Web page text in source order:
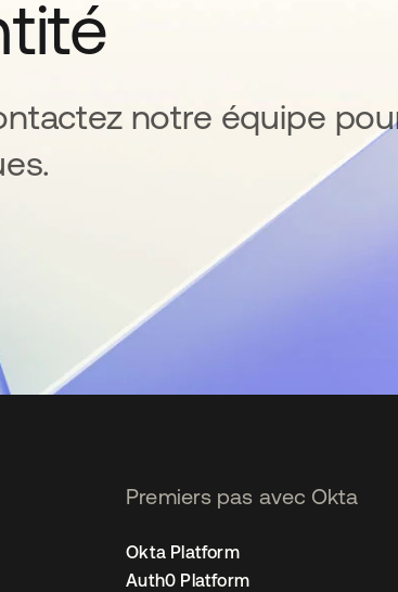
notre équipe
Premiers pas avec Okta
Okta Platform
Auth0 Platform